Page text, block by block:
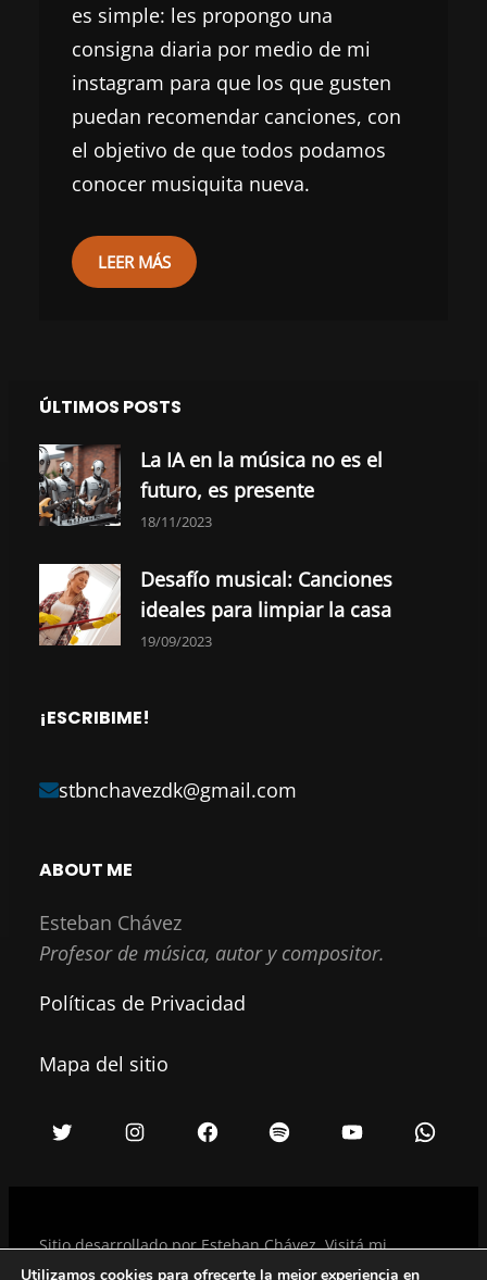
es simple: les propongo una
consigna diaria por medio de mi
instagram para que los que gusten
puedan recomendar canciones, con
el objetivo de que todos podamos
conocer musiquita nueva.
LEER MÁS
ÚLTIMOS POSTS
La IA en la música no es el
futuro, es presente
18/11/2023
Desafío musical: Canciones
ideales para limpiar la casa
19/09/2023
¡ESCRIBIME!
stbnchavezdk@gmail.com
ABOUT ME
Esteban Chávez
Profesor de música, autor y compositor.
Políticas de Privacidad
Mapa del sitio
Sitio desarrollado por Esteban Chávez. Visitá mi
portfolio.
Utilizamos cookies para ofrecerte la mejor experiencia en